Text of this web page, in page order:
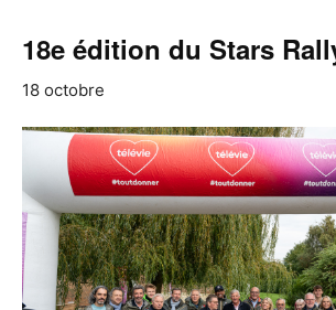
18e édition du Stars
18 octobre